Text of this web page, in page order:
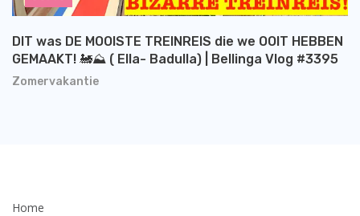
Zomervakantie
DIT was DE MOOISTE TREINREIS die we OOIT HEBBEN
GEMAAKT! 🚂⛰️ ( Ella- Badulla) | Bellinga Vlog #3395
Home